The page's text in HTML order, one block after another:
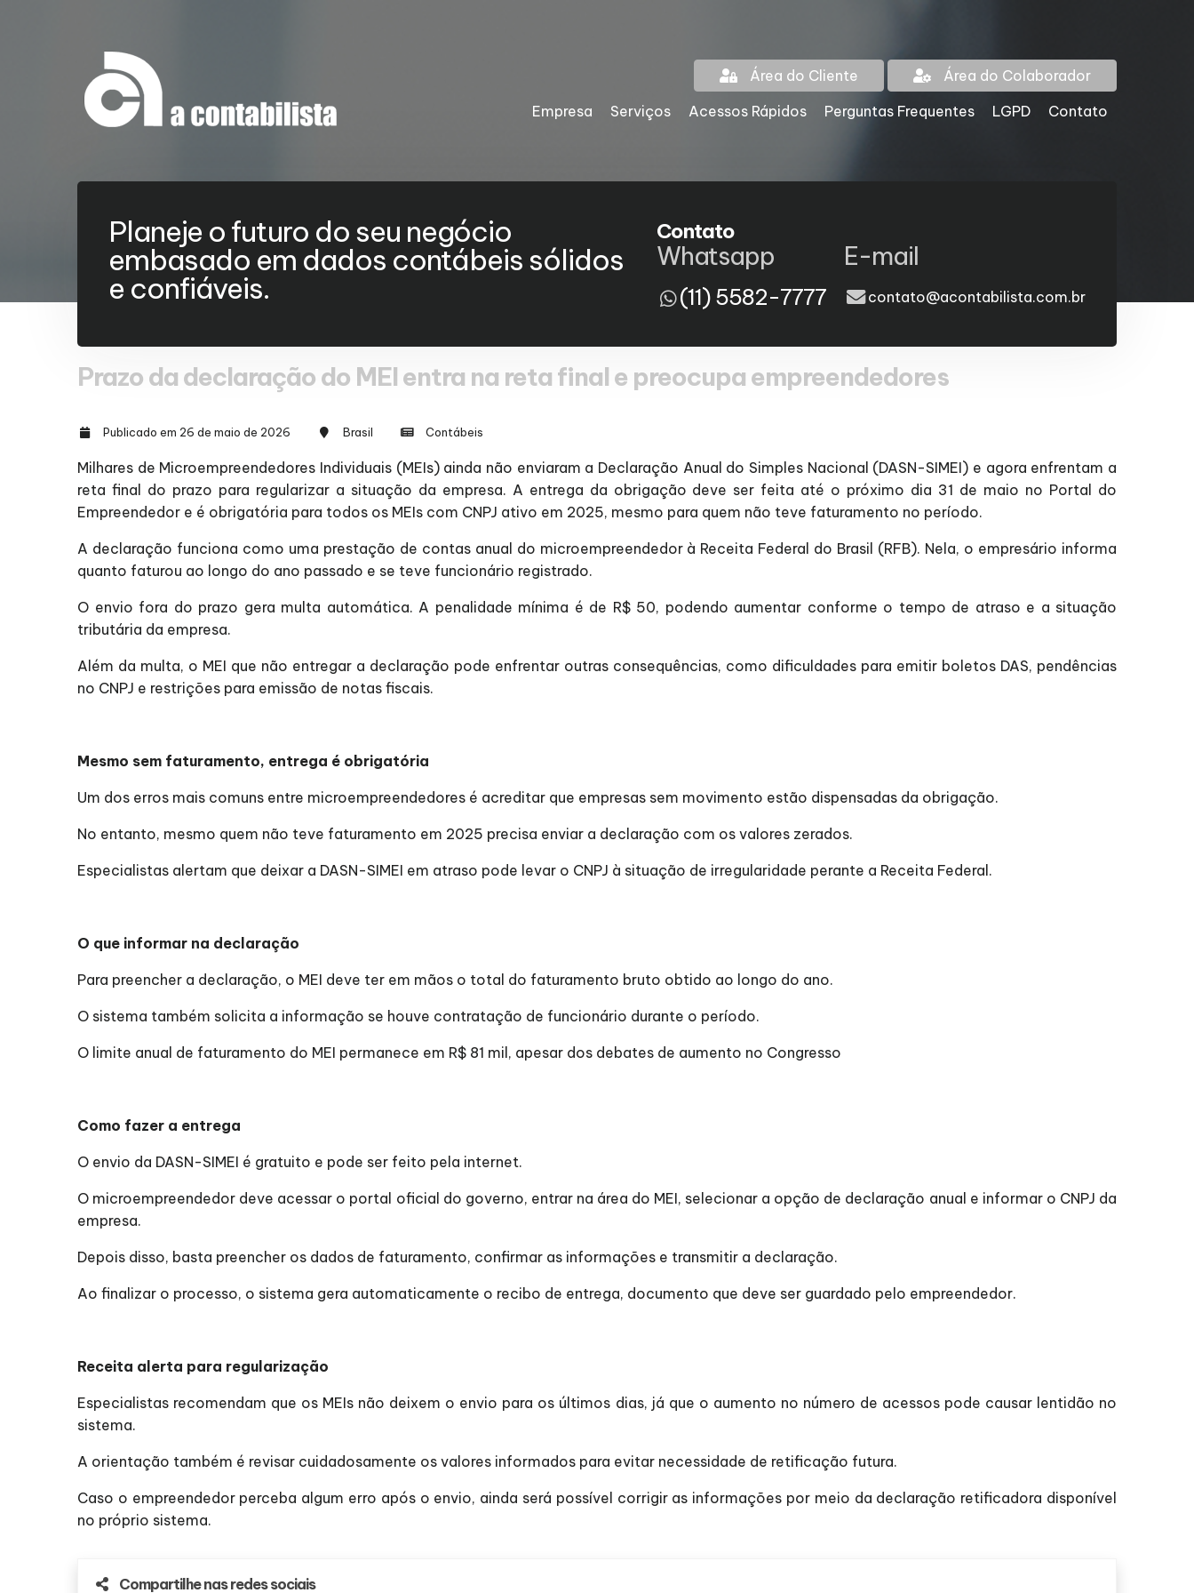
Área do Cliente
Área do Colaborador
Empresa
Serviços Acessos Rápidos Perguntas Frequentes LGPD Contato
Planeje o futuro do seu negócio
embasado em dados contábeis sólidos
e confiáveis.
Contato
Whatsapp
(11) 5582-7777
E-mail
contato@acontabilista.com.br
Prazo da declaração do MEI entra na reta final e preocupa empreendedores
Publicado em 26 de maio de 2026 Brasil Contábeis
Milhares de Microempreendedores Individuais (MEIs) ainda não enviaram a Declaração Anual do Simples Nacional (DASN-SIMEI) e agora enfrentam a
reta final do prazo para regularizar a situação da empresa. A entrega da obrigação deve ser feita até o próximo dia 31 de maio no Portal do
Empreendedor e é obrigatória para todos os MEIs com CNPJ ativo em 2025, mesmo para quem não teve faturamento no período.
A declaração funciona como uma prestação de contas anual do microempreendedor à Receita Federal do Brasil (RFB). Nela, o empresário informa
quanto faturou ao longo do ano passado e se teve funcionário registrado.
O envio fora do prazo gera multa automática. A penalidade mínima é de R$ 50, podendo aumentar conforme o tempo de atraso e a situação
tributária da empresa.
Além da multa, o MEI que não entregar a declaração pode enfrentar outras consequências, como dificuldades para emitir boletos DAS, pendências
no CNPJ e restrições para emissão de notas fiscais.
Mesmo sem faturamento, entrega é obrigatória
Um dos erros mais comuns entre microempreendedores é acreditar que empresas sem movimento estão dispensadas da obrigação.
No entanto, mesmo quem não teve faturamento em 2025 precisa enviar a declaração com os valores zerados.
Especialistas alertam que deixar a DASN-SIMEI em atraso pode levar o CNPJ à situação de irregularidade perante a Receita Federal.
O que informar na declaração
Para preencher a declaração, o MEI deve ter em mãos o total do faturamento bruto obtido ao longo do ano.
O sistema também solicita a informação se houve contratação de funcionário durante o período.
O limite anual de faturamento do MEI permanece em R$ 81 mil, apesar dos debates de aumento no Congresso
Como fazer a entrega
O envio da DASN-SIMEI é gratuito e pode ser feito pela internet.
O microempreendedor deve acessar o portal oficial do governo, entrar na área do MEI, selecionar a opção de declaração anual e informar o CNPJ da
empresa.
Depois disso, basta preencher os dados de faturamento, confirmar as informações e transmitir a declaração.
Ao finalizar o processo, o sistema gera automaticamente o recibo de entrega, documento que deve ser guardado pelo empreendedor.
Receita alerta para regularização
Especialistas recomendam que os MEIs não deixem o envio para os últimos dias, já que o aumento no número de acessos pode causar lentidão no
sistema.
A orientação também é revisar cuidadosamente os valores informados para evitar necessidade de retificação futura.
Caso o empreendedor perceba algum erro após o envio, ainda será possível corrigir as informações por meio da declaração retificadora disponível
no próprio sistema.
Compartilhe nas redes sociais